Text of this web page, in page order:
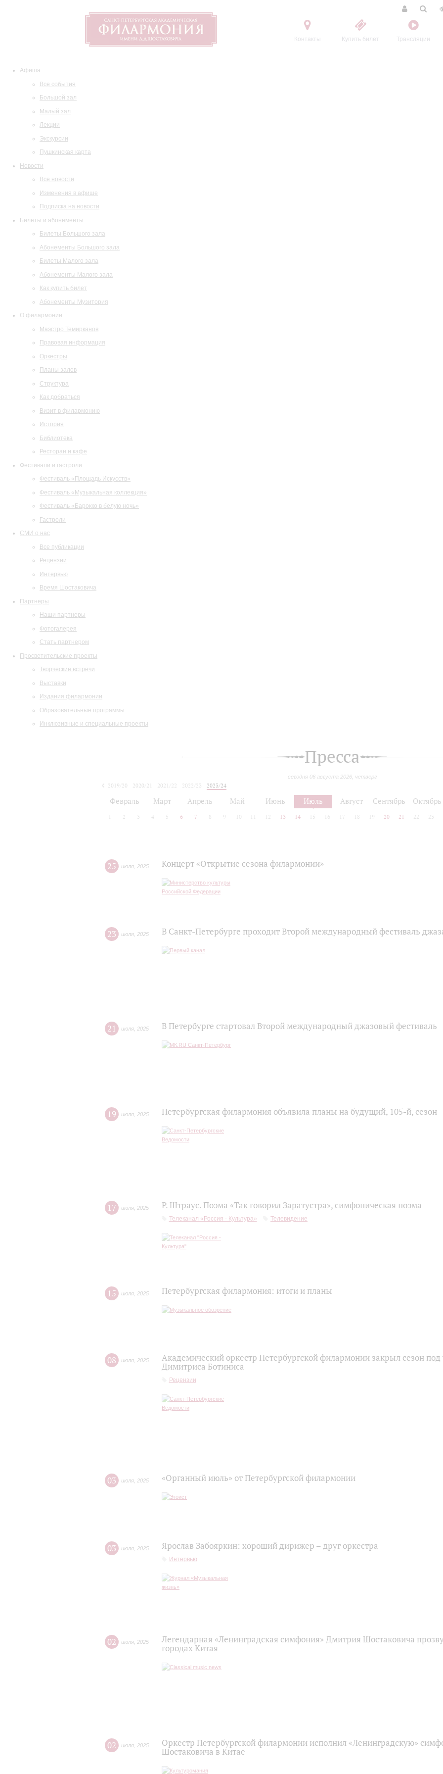
Контакты Купить билет Трансляции
Афиша
Все события
Большой зал
Малый зал
Лекции
Экскурсии
Пушкинская карта
Новости
Все новости
Изменения в афише
Подписка на новости
Билеты и абонементы
Билеты Большого зала
Абонементы Большого зала
Билеты Малого зала
Абонементы Малого зала
Как купить билет
Абонементы Музитория
О филармонии
Маэстро Темирканов
Правовая информация
Оркестры
Планы залов
Структура
Как добраться
Визит в филармонию
История
Библиотека
Ресторан и кафе
Фестивали и гастроли
Фестиваль «Площадь Искусств»
Фестиваль «Музыкальная коллекция»
Фестиваль «Барокко в белую ночь»
Гастроли
СМИ о нас
Все публикации
Рецензии
Интервью
Время Шостаковича
Партнеры
Наши партнеры
Фотогалерея
Стать партнером
Просветительские проекты
Творческие встречи
Выставки
Издания филармонии
Образовательные программы
Инклюзивные и специальные проекты
Пресса
сегодня 06 августа 2026, четверг
2019/20 2020/21 2021/22 2022/23
2023/24
Февраль Март Апрель Май Июнь Июль Август Сентябрь Октябрь
2 3 4 5 6 7 8 9 10 12 13 14 15 16 17 18 19 20 21 22 23
25 июля 2025 Концерт «Открытие сезона филармонии»
23 июля 2025 В Санкт-Петербурге проходит Второй международный фестиваль
21 июля 2025 В Петербурге стартовал Второй международный джазовый фестиваль
19 июля 2025 Петербургская филармония объявила планы на будущий, 105‑й, сезон
17 июля 2025 Р. Штраус. Поэма «Так говорил Заратустра», симфоническая поэма
Телеканал «Россия - Культура» Телевидение
15 июля 2025 Петербургская филармония: итоги и планы
08 июля 2025
Академический оркестр Петербургской филармонии закрыл сезон
Димитриса Ботиниса
Рецензии
03 июля 2025 «Органный июль» от Петербургской филармонии
03 июля 2025 Ярослав Забояркин: хороший дирижер – друг оркестра
Интервью
02 июля 2025
Легендарная «Ленинградская симфония» Дмитрия Шостаковича
городах Китая
02 июля 2025
Оркестр Петербургской филармонии исполнил «Ленинградскую»
Шостаковича в Китае